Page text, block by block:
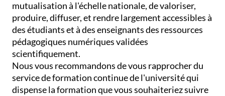
mutualisation à l'échelle nationale, de valoriser,
produire, diffuser, et rendre largement accessibles à
des étudiants et à des enseignants des ressources
pédagogiques numériques validées
scientifiquement.
Nous vous recommandons de vous rapprocher du
service de formation continue de l'université qui
dispense la formation que vous souhaiteriez suivre